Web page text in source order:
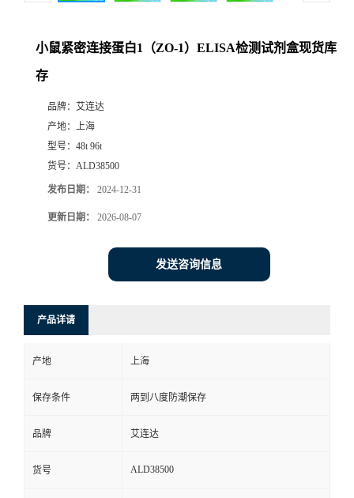
小鼠紧密连接蛋白1（ZO-1）ELISA检测试剂盒现货库
存
品牌： 艾连达
产地： 上海
型号： 48t 96t
货号： ALD38500
发布日期： 2024-12-31
更新日期： 2026-08-07
发送咨询信息
产品详请
产地 上海
保存条件 两到八度防潮保存
品牌 艾连达
货号 ALD38500